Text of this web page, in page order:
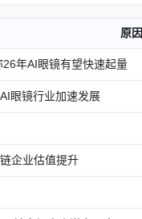
原因
年AI眼镜有望快速起量
眼镜行业加速发展
企业估值提升